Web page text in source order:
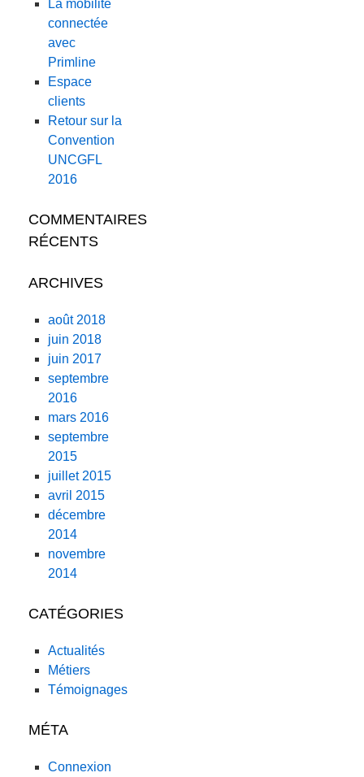
La mobilité
connectée
avec
Primline
Espace
clients
Retour sur la
Convention
UNCGFL
2016
COMMENTAIRES
RÉCENTS
ARCHIVES
août 2018
juin 2018
juin 2017
septembre
2016
mars 2016
septembre
2015
juillet 2015
avril 2015
décembre
2014
novembre
2014
CATÉGORIES
Actualités
Métiers
Témoignages
MÉTA
Connexion